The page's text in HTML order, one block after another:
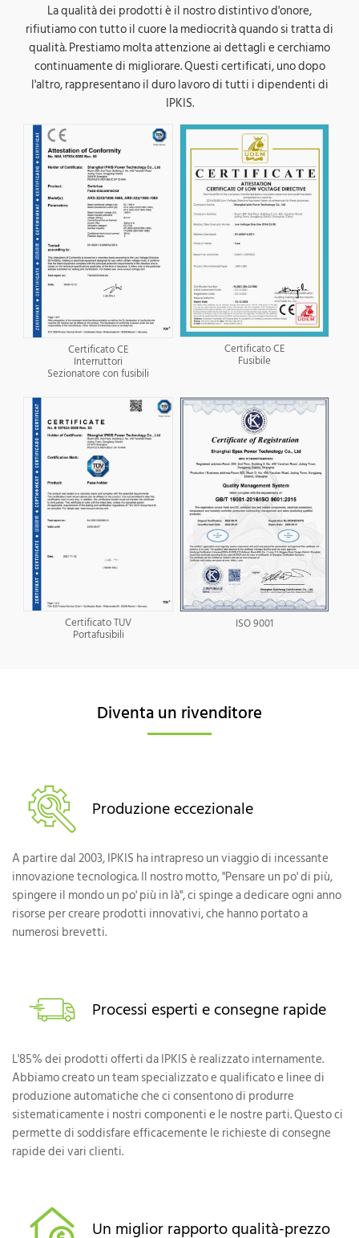
La qualità dei prodotti è il nostro distintivo d'onore,
rifiutiamo con tutto il cuore la mediocrità quando si tratta di
qualità. Prestiamo molta attenzione ai dettagli e cerchiamo
continuamente di migliorare. Questi certificati, uno dopo
l'altro, rappresentano il duro lavoro di tutti i dipendenti di
IPKIS.
Certificato CE
Interruttori
Sezionatore con fusibili
Certificato CE
Fusibile
Certificato TUV
Portafusibili
ISO 9001
Diventa un rivenditore
Produzione eccezionale
A partire dal 2003, IPKIS ha intrapreso un viaggio di incessante
innovazione tecnologica. Il nostro motto, "Pensare un po' di più,
spingere il mondo un po' più in là", ci spinge a dedicare ogni anno
risorse per creare prodotti innovativi, che hanno portato a
numerosi brevetti.
Processi esperti e consegne rapide
L'85% dei prodotti offerti da IPKIS è realizzato internamente.
Abbiamo creato un team specializzato e qualificato e linee di
produzione automatiche che ci consentono di produrre
sistematicamente i nostri componenti e le nostre parti. Questo ci
permette di soddisfare efficacemente le richieste di consegne
rapide dei vari clienti.
Un miglior rapporto qualità-prezzo